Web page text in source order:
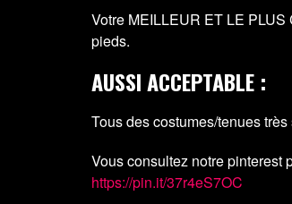
Votre MEILLEUR ET LE
pieds.
AUSSI ACCEPTABLE :
Tous des costumes/tenues
Vous consultez notre pinterest
https://pin.it/37r4eS7OC